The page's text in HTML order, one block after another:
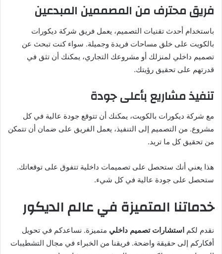
فريق محترف من المصممين المبدعين
باستخدام أحدث تقنيات التصميم، يعمل فريق شركة ديكورات
بالكويت على خلق مساحات فريدة وجميلة. سواء كنت تبحث عن
تصميم داخلي لمنزلك أو مشروعك التجاري، يمكنك أن تثق في
قدرتهم على تحقيق رؤيتك.
تنفيذ مشاريع بأعلى جودة
مع شركة ديكورات بالكويت، يمكنك أن تتوقع جودة عالية في كل
مشروع. من التصميم إلى التنفيذ، يعمل الفريق على ضمان أن تتمكن
من تحقيق كل ما تريد.
هذا يعني أنك ستحصل على تصميمات داخلية تتفوق على توقعاتك.
ستحصل على جودة عالية في كل شيء.
خدماتنا المتميزة في عالم الديكور
نقدم لكم استشارات تصميم داخلي متميزة. نساعدكم في تحويل
أفكاركم إلى حقيقة واضحة. فريقنا من الخبراء في مجال التشطيبات